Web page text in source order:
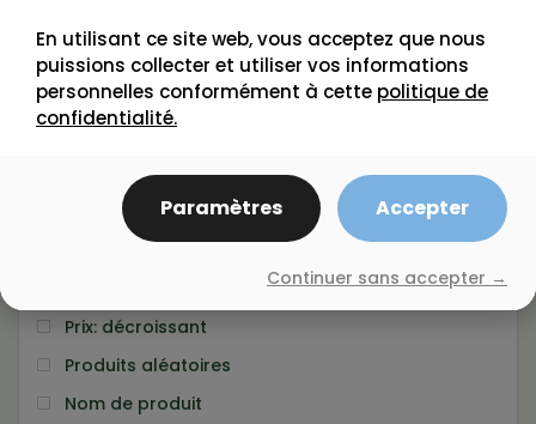
ORDONNER PAR
Par défaut
Nombre d'évaluation
Popularité
Note moyenne
Nouveauté
Prix: décroissant
Produits aléatoires
Nom de produit
En utilisant ce site web, vous acceptez que nous
puissions collecter et utiliser vos informations
personnelles conformément à cette politique de
confidentialité.
Paramètres Accepter
Continuer sans accepter →